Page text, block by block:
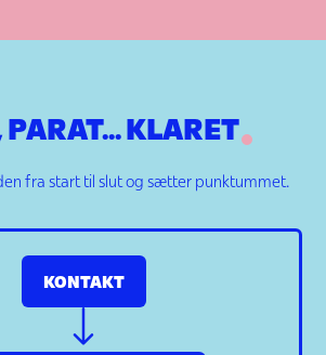
KLARET
fra start til slut og sætter punktummet.
KONTAKT